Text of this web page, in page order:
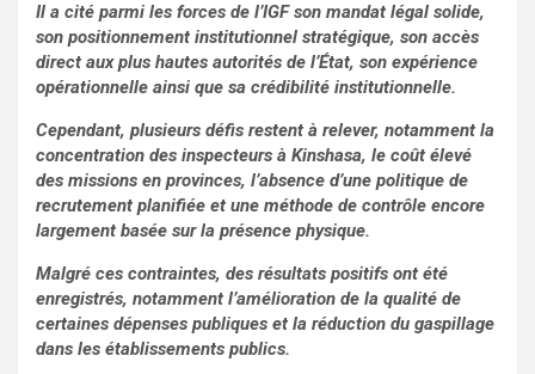
Il a cité parmi les forces de l’IGF son mandat légal solide,
son positionnement institutionnel stratégique, son accès
direct aux plus hautes autorités de l’État, son expérience
opérationnelle ainsi que sa crédibilité institutionnelle.
Cependant, plusieurs défis restent à relever, notamment la
concentration des inspecteurs à Kinshasa, le coût élevé
des missions en provinces, l’absence d’une politique de
recrutement planifiée et une méthode de contrôle encore
largement basée sur la présence physique.
Malgré ces contraintes, des résultats positifs ont été
enregistrés, notamment l’amélioration de la qualité de
certaines dépenses publiques et la réduction du gaspillage
dans les établissements publics.